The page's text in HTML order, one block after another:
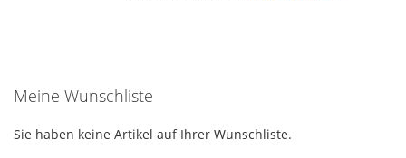
Meine Wunschliste
Sie haben keine Artikel auf Ihrer Wunschliste.